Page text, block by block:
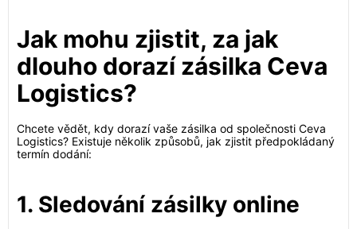
Jak mohu zjistit, za jak
dlouho dorazí zásilka Ceva
Logistics?
Chcete vědět, kdy dorazí vaše zásilka od společnosti Ceva
Logistics? Existuje několik způsobů, jak zjistit předpokládaný
termín dodání:
1. Sledování zásilky online